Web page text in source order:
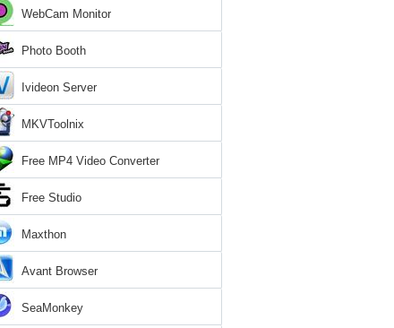
WebCam Monitor
Photo Booth
Ivideon Server
MKVToolnix
Free MP4 Video Converter
Free Studio
Maxthon
Avant Browser
SeaMonkey